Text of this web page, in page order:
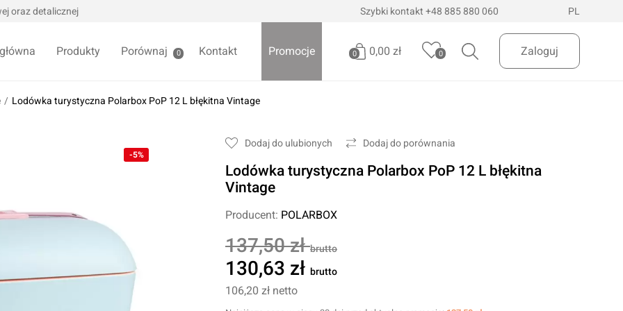
oraz detalicznej Szybki kontakt +48 885 880 060 PL
Produkty
Akcesoria samochodowe
Wycieraczki samochodowe
Foteliki samochodowe
Akcesoria dla dzieci
Żarówki samochodowe
Latarki czołowe
Porównaj 0 Kontakt Promocje 0 0,00 zł
Realizuj zamówienie
Darmowa DostawaInPost Paczkomaty już od 200zł
0 Zaloguj
/ Lodówka turystyczna Polarbox PoP 12 L błękitna Vintage
-5%
Dodaj do ulubionych Dodaj do porównania
Lodówka turystyczna Polarbox PoP 12 L błękitna
Vintage
Producent: POLARBOX
137,50 złbrutto
130,63 zł brutto
106,20 zł netto